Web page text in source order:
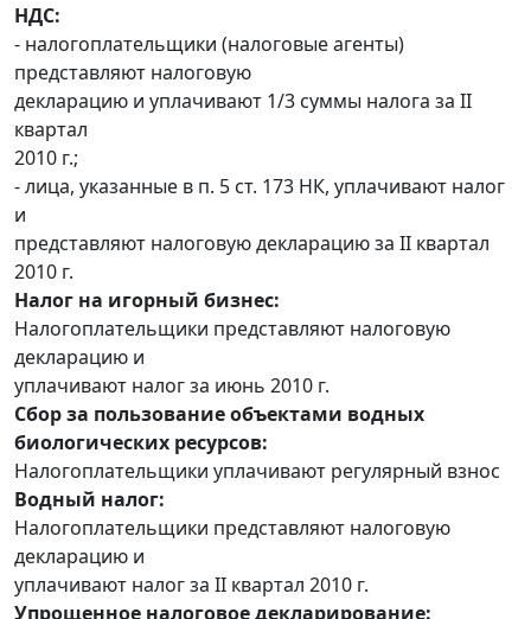
НДС:
- налогоплательщики (налоговые агенты)
представляют налоговую
декларацию и уплачивают 1/3 суммы налога за II
квартал
2010 г.;
- лица, указанные в п. 5 ст. 173 НК, уплачивают налог
и
представляют налоговую декларацию за II квартал
2010 г.
Налог на игорный бизнес:
Налогоплательщики представляют налоговую
декларацию и
уплачивают налог за июнь 2010 г.
Сбор за пользование объектами водных
биологических ресурсов:
Налогоплательщики уплачивают регулярный взнос
Водный налог:
Налогоплательщики представляют налоговую
декларацию и
уплачивают налог за II квартал 2010 г.
Упрощенное налоговое декларирование: